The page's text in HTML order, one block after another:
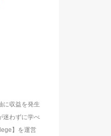
に収益を発生
迷わずに学べ
】を運営